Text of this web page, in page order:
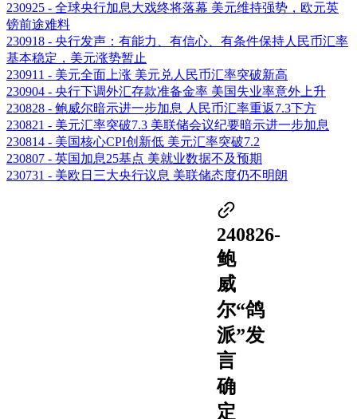
230925 - 全球央行加息大戏终将落幕 美元维持强势，欧元英
镑前途难料
230918 - 央行发声：有能力、有信心、有条件保持人民币汇率
基本稳定，美元涨势暂止
230911 - 美元全面上涨 美元兑人民币汇率突破新高
230904 - 央行下调外汇存款准备金率 美国失业率意外上升
230828 - 鲍威尔暗示进一步加息 人民币汇率重返7.3下方
230821 - 美元汇率突破7.3 美联储会议纪要暗示进一步加息
230814 - 美国核心CPI创新低 美元汇率突破7.2
230807 - 英国加息25基点 美就业数据不及预期
230731 - 美欧日三大央行议息 美联储态度仍不明朗
240826-
鲍
威
尔“鸽
派”发
言
确
定